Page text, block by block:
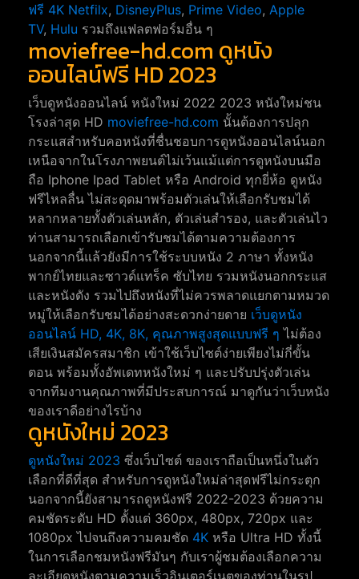
ฟรี 4K Netfilx, DisneyPlus, Prime Video, Apple
TV, Hulu รวมถึงแฟลตฟอร์มอื่น ๆ
moviefree-hd.com ดูหนัง
ออนไลน์ฟรี HD 2023
เว็บดูหนังออนไลน์ หนังใหม่ 2022 2023 หนังใหม่ชน
โรงล่าสุด HD moviefree-hd.com นั้นต้องการปลุก
กระแสสำหรับคอหนังที่ชื่นชอบการดูหนังออนไลน์นอก
เหนือจากในโรงภาพยนต์ไม่เว้นแม้แต่การดูหนังบนมือ
ถือ Iphone Ipad Tablet หรือ Android ทุกยี่ห้อ ดูหนัง
ฟรีไหลลื่น ไม่สะดุดมาพร้อมตัวเล่นให้เลือกรับชมได้
หลากหลายทั้งตัวเล่นหลัก, ตัวเล่นสำรอง, และตัวเล่นไว
ท่านสามารถเลือกเข้ารับชมได้ตามความต้องการ
นอกจากนี้แล้วยังมีการใช้ระบบหนัง 2 ภาษา ทั้งหนัง
พากย์ไทยและซาวด์แทร็ค ซับไทย รวมหนังนอกกระแส
และหนังดัง รวมไปถึงหนังที่ไม่ควรพลาดแยกตามหมวด
หมู่ให้เลือกรับชมได้อย่างสะดวกง่ายดาย เว็บดูหนัง
ออนไลน์ HD, 4K, 8K, คุณภาพสูงสุดแบบฟรี ๆ ไม่ต้อง
เสียเงินสมัครสมาชิก เข้าใช้เว็บไซต์ง่ายเพียงไม่กี่ขั้น
ตอน พร้อมทั้งอัพเดทหนังใหม่ ๆ และปรับปรุ่งตัวเล่น
จากทีมงานคุณภาพที่มีประสบการณ์ มาดูกันว่าเว็บหนัง
ของเราดีอย่างไรบ้าง
ดูหนังใหม่ 2023
ดูหนังใหม่ 2023 ซึ่งเว็บไซต์ ของเราถือเป็นหนึ่งในตัว
เลือกที่ดีที่สุด สำหรับการดูหนังใหม่ล่าสุดฟรีไม่กระตุก
นอกจากนี้ยังสามารถดูหนังฟรี 2022-2023 ด้วยความ
คมชัดระดับ HD ตั้งแต่ 360px, 480px, 720px และ
1080px ไปจนถึงความคมชัด 4K หรือ Ultra HD ทั้งนี้
ในการเลือกชมหนังฟรีมันๆ กับเราผู้ชมต้องเลือกความ